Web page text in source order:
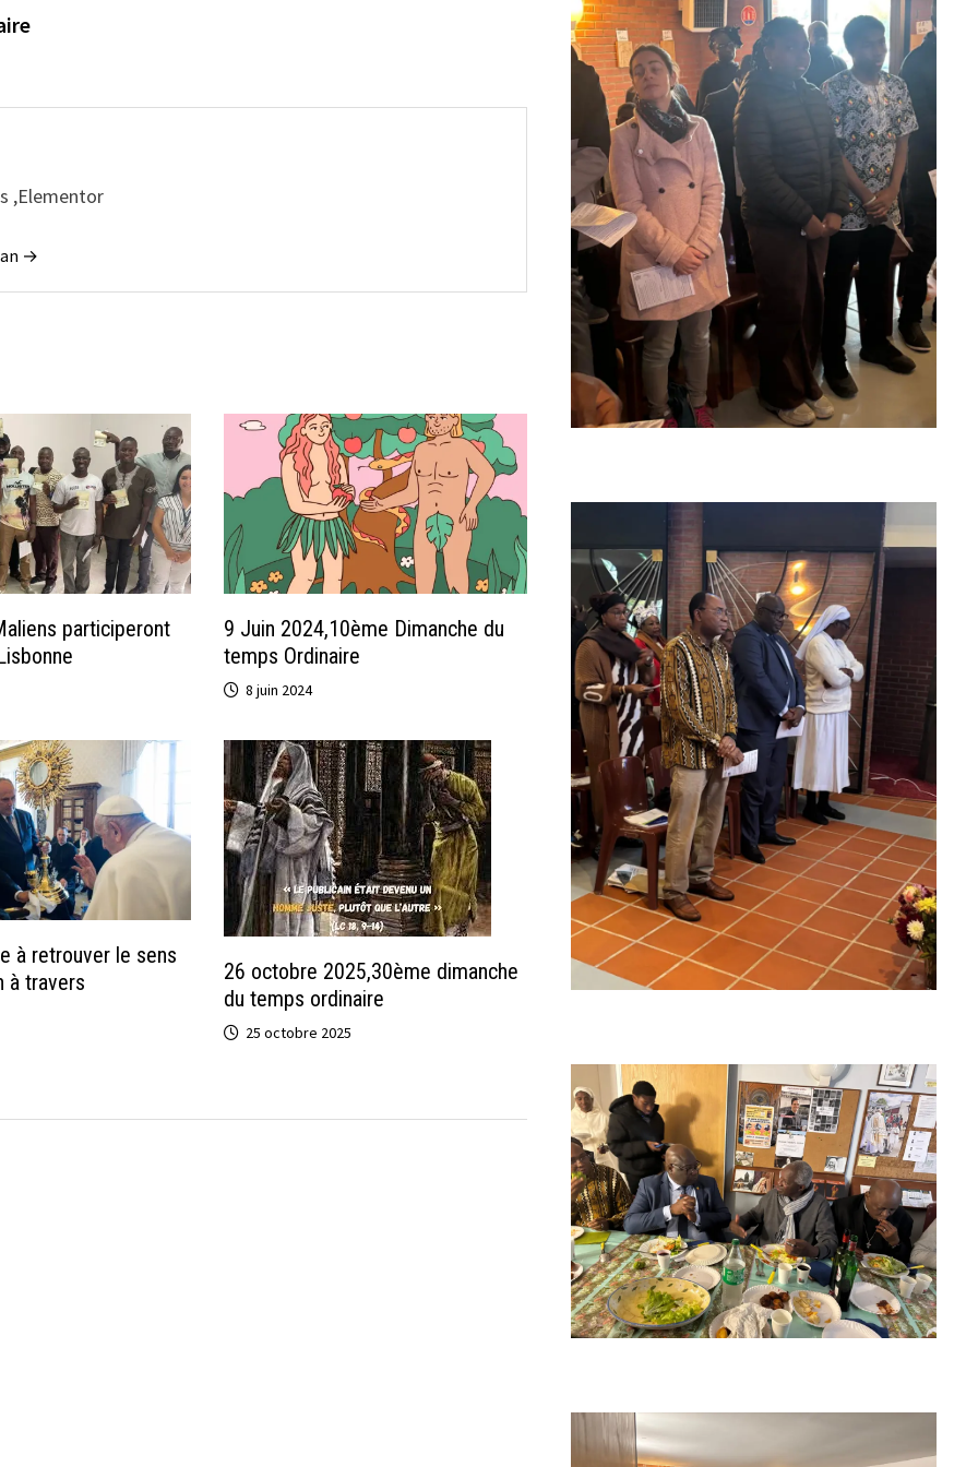
,Elementor
→
participeront
9 Juin 2024,10ème Dimanche du
temps Ordinaire
8 juin 2024
à retrouver le sens
à travers
26 octobre 2025,30ème dimanche
du temps ordinaire
25 octobre 2025